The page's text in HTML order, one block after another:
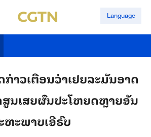
Language
າວເຕືອນ​ວ່າ​ເຢຍ​ລະ​ມັນ​ອາດ​
ສູນ​ເສຍ​ຜົນ​ປະ​ໂຫຍດ​ຫຼາຍ​ອັນ​
ະ​ພາບ​ເອີ​ຣົບ